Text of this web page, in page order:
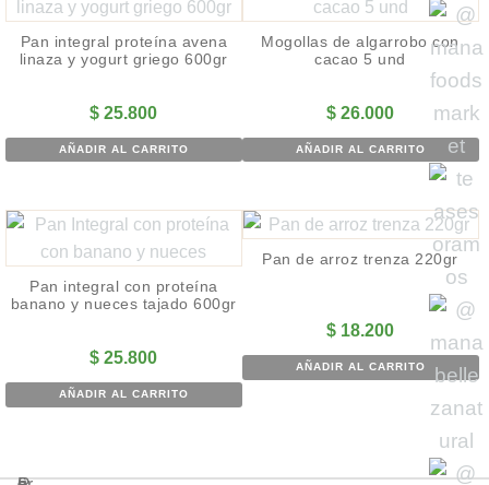
Pan integral proteína avena
linaza y yogurt griego 600gr
$ 25.800
AÑADIR AL CARRITO
Mogollas de algarrobo con
cacao 5 und
$ 26.000
AÑADIR AL CARRITO
Pan integral con proteína
banano y nueces tajado 600gr
$ 25.800
AÑADIR AL CARRITO
Pan de arroz trenza 220gr
$ 18.200
AÑADIR AL CARRITO